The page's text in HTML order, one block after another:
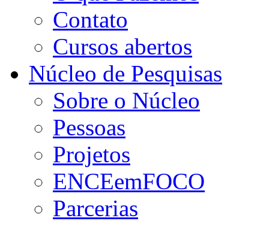
Contato
Cursos abertos
Núcleo de Pesquisas
Sobre o Núcleo
Pessoas
Projetos
ENCEemFOCO
Parcerias